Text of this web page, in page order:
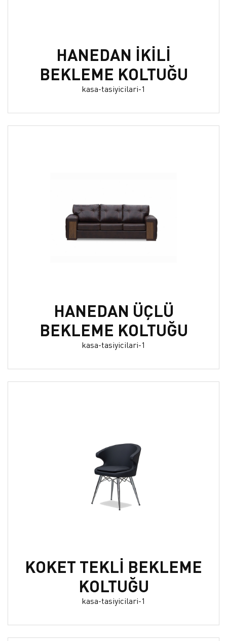
HANEDAN İKİLİ
BEKLEME KOLTUĞU
kasa-tasiyicilari-1
HANEDAN ÜÇLÜ
BEKLEME KOLTUĞU
kasa-tasiyicilari-1
KOKET TEKLİ BEKLEME
KOLTUĞU
kasa-tasiyicilari-1